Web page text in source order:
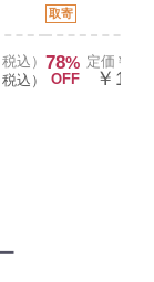
込）
税込）
取寄
78%
OFF
定価￥
￥